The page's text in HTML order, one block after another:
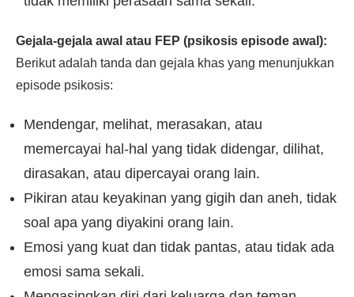
Gejala-gejala awal atau FEP (psikosis episode awal):
Berikut adalah tanda dan gejala khas yang menunjukkan
episode psikosis:
Mendengar, melihat, merasakan, atau
memercayai hal-hal yang tidak didengar, dilihat,
dirasakan, atau dipercayai orang lain.
Pikiran atau keyakinan yang gigih dan aneh, tidak
soal apa yang diyakini orang lain.
Emosi yang kuat dan tidak pantas, atau tidak ada
emosi sama sekali.